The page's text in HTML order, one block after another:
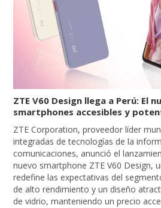
ZTE V60 Design llega a Perú: El
smartphones accesibles y
ZTE Corporation, proveedor líder
integradas de tecnologías de la
comunicaciones, anunció el
nuevo smartphone ZTE V60 Design,
redefine las expectativas del
de alto rendimiento y un diseño
de vidrio, manteniendo un precio